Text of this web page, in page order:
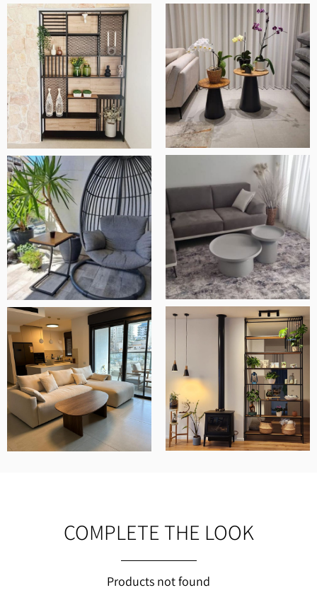
מוצרים איכותיים ומוקפדים, שירות ויחס מדהים
ובסך הכל חנות ברמה אחרת.
אלעד שלף
COMPLETE THE LOOK
Products not found